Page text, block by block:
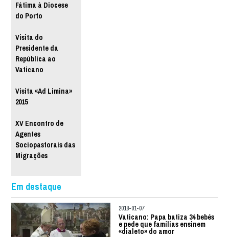
Fátima à Diocese
do Porto
Visita do
Presidente da
República ao
Vaticano
Visita «Ad Limina»
2015
XV Encontro de
Agentes
Sociopastorais das
Migrações
Em destaque
2018-01-07
Vaticano: Papa batiza 34 bebés
e pede que famílias ensinem
«dialeto» do amor